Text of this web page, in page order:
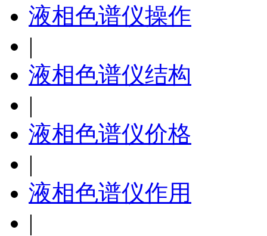
液相色谱仪操作
|
液相色谱仪结构
|
液相色谱仪价格
|
液相色谱仪作用
|